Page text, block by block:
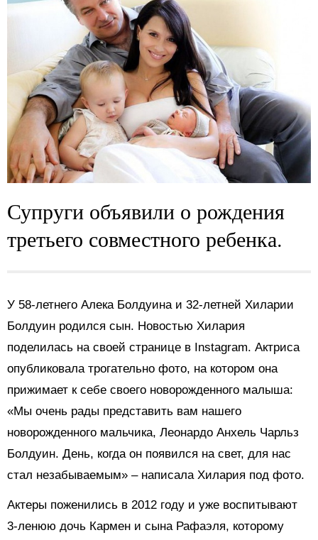
Супруги объявили о рождения
третьего совместного ребенка.
У 58-летнего Алека Болдуина и 32-летней Хиларии
Болдуин родился сын. Новостью Хилария
поделилась на своей странице в Instagram. Актриса
опубликовала трогательно фото, на котором она
прижимает к себе своего новорожденного малыша:
«Мы очень рады представить вам нашего
новорожденного мальчика, Леонардо Анхель Чарльз
Болдуин. День, когда он появился на свет, для нас
стал незабываемым» – написала Хилария под фото.
Актеры поженились в 2012 году и уже воспитывают
3-ленюю дочь Кармен и сына Рафаэля, которому